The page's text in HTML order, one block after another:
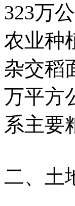
323万
农业种
杂交稻
万平方
系主要
二、土